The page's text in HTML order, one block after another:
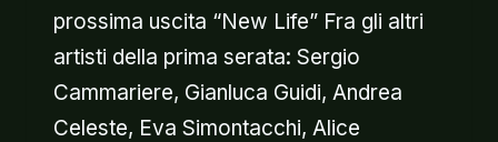
prossima uscita “New Life” Fra gli altri
artisti della prima serata: Sergio
Cammariere, Gianluca Guidi, Andrea
Celeste, Eva Simontacchi, Alice